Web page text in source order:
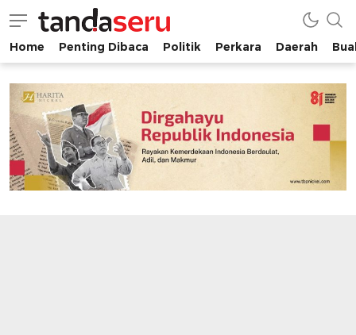
tandaseru.com | Penting Dibaca
tandaseru.com
Home Penting Dibaca Politik Perkara Daerah